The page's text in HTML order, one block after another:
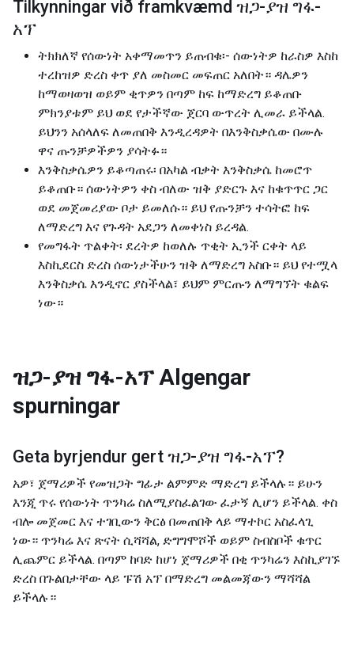
Tilkynningar við framkvæmd ዝጋ-ያዝ ግፋ-
አፕ
ትክክለኛ የሰውነት አቀማመጥን ይጠብቁ፡- ሰውነትዎ ከራስዎ እስከ
ተረከዝዎ ድረስ ቀጥ ያለ መስመር መፍጠር አለበት። ዳሌዎን
ከማወዛወዝ ወይም ቂጥዎን በጣም ከፍ ከማድረግ ይቆጠቡ
ምክንያቱም ይህ ወደ የታችኛው ጀርባ ውጥረት ሊመራ ይችላል.
ይህንን አሰላለፍ ለመጠበቅ እንዲረዳዎት በእንቅስቃሴው በሙሉ
ዋና ጡንቻዎችዎን ያሳትፉ።
እንቅስቃሴዎን ይቆጣጠሩ፡ በአካል ብቃት እንቅስቃሴ ከመሮጥ
ይቆጠቡ። ሰውነትዎን ቀስ ብለው ዝቅ ያድርጉ እና ከቁጥጥር ጋር
ወደ መጀመሪያው ቦታ ይመለሱ። ይህ የጡንቻን ተሳትፎ ከፍ
ለማድረግ እና የጉዳት አደጋን ለመቀነስ ይረዳል.
የመግፋት ጥልቀት፡ ደረትዎ ከወለሉ ጥቂት ኢንች ርቀት ላይ
እስኪደርስ ድረስ ሰውነታችሁን ዝቅ ለማድረግ አስቡ። ይህ የተሟላ
እንቅስቃሴ እንዲኖር ያስችላል፣ ይህም ምርጡን ለማግኘት ቁልፍ
ነው።
ዝጋ-ያዝ ግፋ-አፕ Algengar
spurningar
Geta byrjendur gert ዝጋ-ያዝ ግፋ-አፕ?
አዎ፣ ጀማሪዎች የመዝጋት ግፊታ ልምምድ ማድረግ ይችላሉ። ይሁን
እንጂ ጥሩ የሰውነት ጥንካሬ ስለሚያስፈልገው ፈታኝ ሊሆን ይችላል. ቀስ
ብሎ መጀመር እና ተገቢውን ቅርፅ በመጠበቅ ላይ ማተኮር አስፈላጊ
ነው። ጥንካሬ እና ጽናት ሲሻሻል, ድግግሞሾች ወይም ስብስቦች ቁጥር
ሊጨምር ይችላል. በጣም ከባድ ከሆነ ጀማሪዎች በቂ ጥንካሬን እስኪያገኙ
ድረስ በጉልበታቸው ላይ ፑሽ አፕ በማድረግ መልመጃውን ማሻሻል
ይችላሉ።